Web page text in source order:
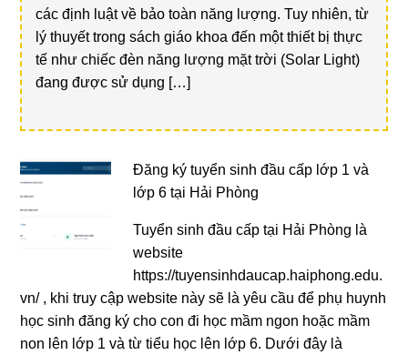
các định luật về bảo toàn năng lượng. Tuy nhiên, từ
lý thuyết trong sách giáo khoa đến một thiết bị thực
tế như chiếc đèn năng lượng mặt trời (Solar Light)
đang được sử dụng […]
Đăng ký tuyển sinh đầu cấp lớp 1 và
lớp 6 tại Hải Phòng
Tuyển sinh đầu cấp tại Hải Phòng là
website
https://tuyensinhdaucap.haiphong.edu.
vn/ , khi truy cập website này sẽ là yêu cầu để phụ huynh
học sinh đăng ký cho con đi học mầm ngon hoặc mầm
non lên lớp 1 và từ tiểu học lên lớp 6. Dưới đây là